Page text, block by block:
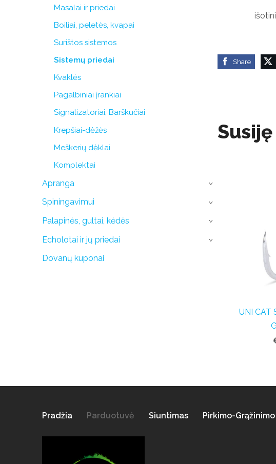
Masalai ir priedai
Boiliai, peletės, kvapai
Surištos sistemos
Sistemų priedai
Kvaklės
Pagalbiniai įrankiai
Signalizatoriai, Barškučiai
Krepšiai-dėžės
Meškerių dėklai
Komplektai
Apranga ›
Spiningavimui ›
Palapinės, gultai, kėdės ›
Echolotai ir jų priedai ›
Dovanų kuponai
išotinis-
Share
UNI CAT
Pradžia Parduotuvė Siuntimas Pirkimo-